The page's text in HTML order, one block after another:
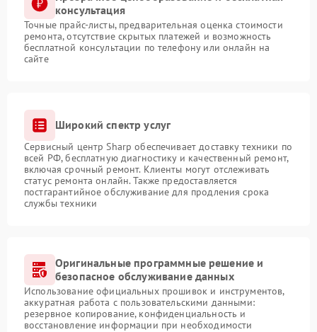
консультация
Точные прайс-листы, предварительная оценка стоимости
ремонта, отсутствие скрытых платежей и возможность
бесплатной консультации по телефону или онлайн на
сайте
Широкий спектр услуг
Сервисный центр Sharp обеспечивает доставку техники по
всей РФ, бесплатную диагностику и качественный ремонт,
включая срочный ремонт. Клиенты могут отслеживать
статус ремонта онлайн. Также предоставляется
постгарантийное обслуживание для продления срока
службы техники
Оригинальные программные решение и
безопасное обслуживание данных
Использование официальных прошивок и инструментов,
аккуратная работа с пользовательскими данными:
резервное копирование, конфиденциальность и
восстановление информации при необходимости